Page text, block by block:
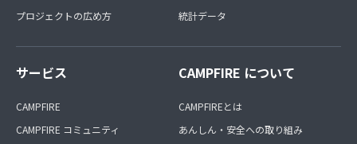
プロジェクトの広め方
統計データ
サービス
CAMPFIRE
CAMPFIRE コミュニティ
CAMPFIRE について
CAMPFIREとは
あんしん・安全への取り組み